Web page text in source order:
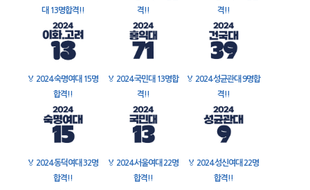
대 13명합격!!
격!!
격!!
🏅 2024 숙명여대 15명
합격!!
🏅 2024 국민대 13명합
격!!
🏅 2024 성균관대 9명합
격!!
🏅 2024 동덕여대 32명
합격!!
🏅 2024 서울여대 22명
합격!!
🏅 2024 성신여대 22명
합격!!